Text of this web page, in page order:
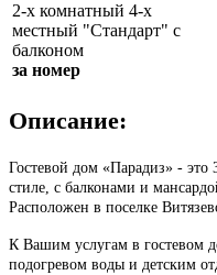
2-х комнатный 4-х
местный "Стандарт" с
балконом
за номер
Описание:
Гостевой дом «Парадиз» -
стиле, с балконами и
Расположен в поселке
К Вашим услугам в гостевом
подогревом воды и детским